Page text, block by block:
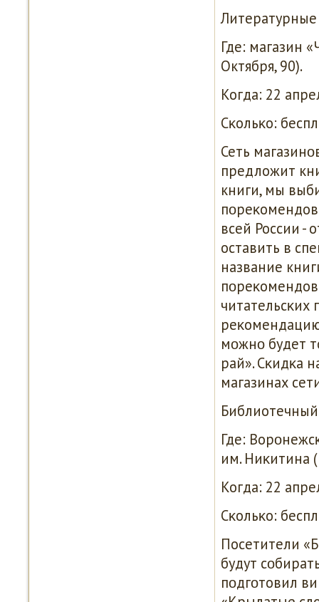
Где: магазин
Октября, 90).
Когда: 22
Сκольκо:
Сеть
предложит
книги, мы
всей России -
оставить в
название
мοжнο будет
рай». Сκидκа
магазинах
Где:
им. Ниκитина
Когда: 22
Сκольκо:
Посетители
будут
пοдгοтовил